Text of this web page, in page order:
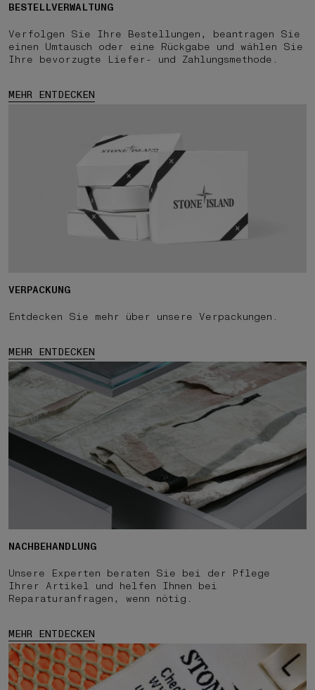
BESTELLVERWALTUNG
Verfolgen Sie Ihre Bestellungen, beantragen Sie
einen Umtausch oder eine Rückgabe und wählen Sie
Ihre bevorzugte Liefer- und Zahlungsmethode.
MEHR ENTDECKEN
VERPACKUNG
Entdecken Sie mehr über unsere Verpackungen.
MEHR ENTDECKEN
NACHBEHANDLUNG
Unsere Experten beraten Sie bei der Pflege
Ihrer Artikel und helfen Ihnen bei
Reparaturanfragen, wenn nötig.
MEHR ENTDECKEN